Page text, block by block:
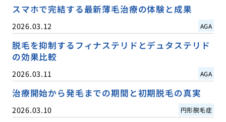
スマホで完結する最新薄毛治療の体験と成果
2026.03.12 AGA
脱毛を抑制するフィナステリドとデュタステリド
の効果比較
2026.03.11 AGA
治療開始から発毛までの期間と初期脱毛の真実
2026.03.10 円形脱毛症